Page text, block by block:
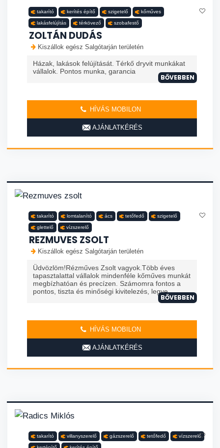
takarító kerítés építő szigetelő kőműves
lakásfelújítás térkövező szobafestő
ZOLTÁN DUDÁS
Kiszállok egész Salgótarján területén
Házak, lakások felújítását. Térkő dryvit munkákat
vállalok. Pontos munka, garancia
BŐVEBBEN
HÍVÁS MOBILON
AJÁNLATKÉRÉS
takarító lomtalanító ács tetőfedő szigetelő
glettelő vízszerelő
REZMUVES ZSOLT
Kiszállok egész Salgótarján területén
Üdvözlöm!Rézműves Zsolt vagyok.Több éves
tapasztalattal vállalok mindenféle kőműves munkát
megbízhatóan és precízen. Számomra fontos a
pontos, tiszta és minőségi kivitelezés, legye...
BŐVEBBEN
HÍVÁS MOBILON
AJÁNLATKÉRÉS
takarító villanyszerelő gázszerelő tetőfedő vízszerelő